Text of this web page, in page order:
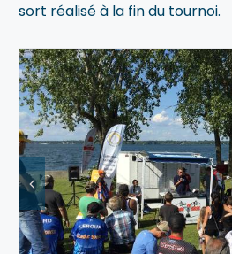
sort réalisé à la fin du tournoi.